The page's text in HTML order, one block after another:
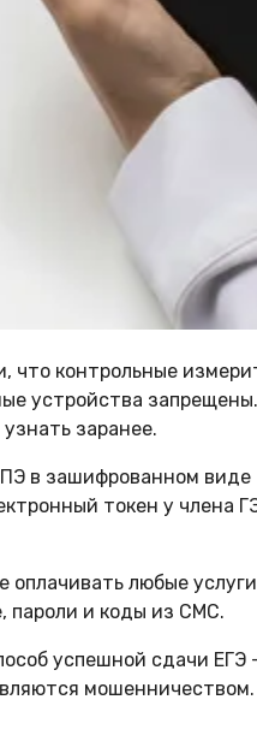
что контрольные
устройства
заранее.
в зашифрованном
токен у члена
оплачивать любые
пароли и коды из СМС.
успешной сдачи